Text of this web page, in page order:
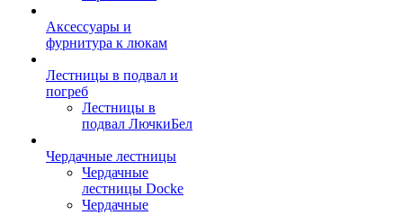
Аксессуары и
фурнитура к люкам
Лестницы в подвал и
погреб
Лестницы в
подвал ЛючкиБел
Чердачные лестницы
Чердачные
лестницы Docke
Чердачные